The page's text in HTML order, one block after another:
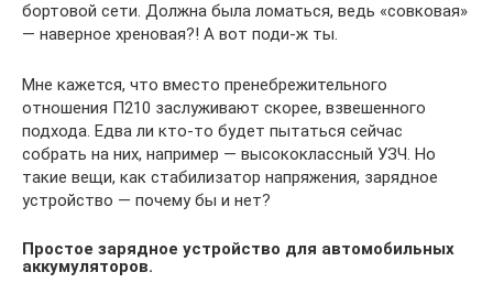
бортовой сети. Должна была ломаться, ведь «совковая»
— наверное хреновая?! А вот поди-ж ты.
Мне кажется, что вместо пренебрежительного
отношения П210 заслуживают скорее, взвешенного
подхода. Едва ли кто-то будет пытаться сейчас
собрать на них, например — высококлассный УЗЧ. Но
такие вещи, как стабилизатор напряжения, зарядное
устройство — почему бы и нет?
Простое зарядное устройство для автомобильных
аккумуляторов.